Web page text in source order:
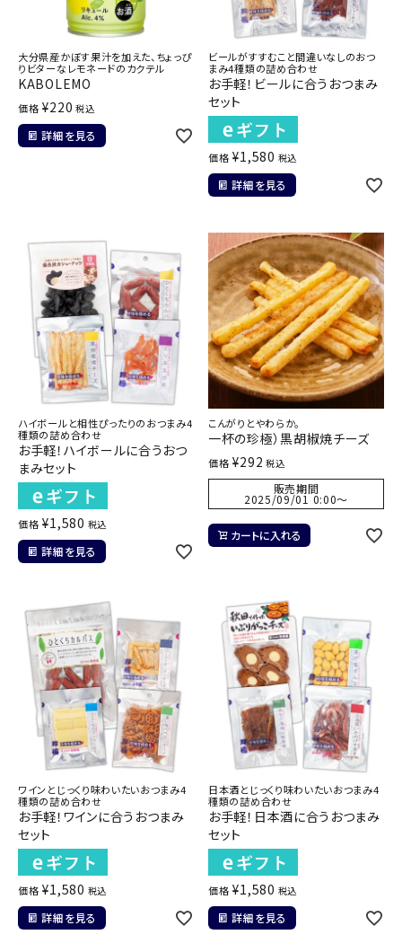
大分県産かぼす果汁を加えた、ちょっぴ
りビターなレモネードのカクテル
KABOLEMO
価格 ¥220 税込
詳細を見る
ビールがすすむこと間違いなしのおつ
まみ4種類の詰め合わせ
お手軽！ビールに合うおつまみ
セット
価格 ¥1,580 税込
詳細を見る
ハイボールと相性ぴったりのおつまみ4
種類の詰め合わせ
お手軽！ハイボールに合うおつ
まみセット
価格 ¥1,580 税込
詳細を見る
こんがりとやわらか。
一杯の珍極）黒胡椒焼チーズ
価格 ¥292 税込
販売期間
2025/09/01 0:00〜
カートに入れる
ワインとじっくり味わいたいおつまみ4
種類の詰め合わせ
お手軽！ワインに合うおつまみ
セット
価格 ¥1,580 税込
詳細を見る
日本酒とじっくり味わいたいおつまみ4
種類の詰め合わせ
お手軽！日本酒に合うおつまみ
セット
価格 ¥1,580 税込
詳細を見る